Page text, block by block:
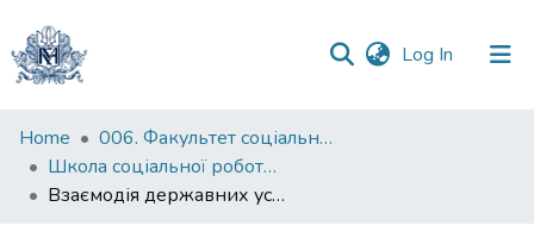
Log In (current)
Communities
&
Collections
Home
006. Факультет соціальних наук і соціальних технологій
Школа соціальної роботи імені професора Володимира Полтавця
Взаємодія державних установ та неурядових організацій у працевлаштуванні молодих людей, які живуть із ВІЛ